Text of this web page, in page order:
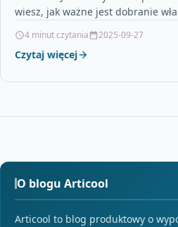
wiesz, jak ważne jest dobranie
4 minut czytania 2025-09-27
Czytaj więcej
O blogu Articool
Articool to blog produktowy o